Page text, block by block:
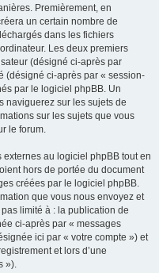
Premièrement, en
un certain nombre de
dans les fichiers
Les deux premiers
(désigné ci-après par
(désigné ci-après par « session-
par le logiciel phpBB. Un
naviguerez sur les sujets de
sur les sujets que vous
le forum.
au logiciel phpBB tout en
hors de portée du document
créées par le logiciel phpBB.
que vous nous envoyez et
limité à : la publication de
ci-après par « messages
ici par « votre compte ») et
et lors d’une
»).